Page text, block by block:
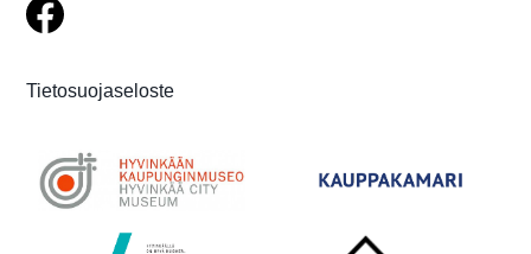
Tietosuojaseloste